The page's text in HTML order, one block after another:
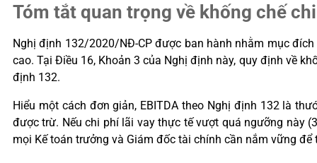
Tóm tắt quan trọng về khống chế
Nghị định 132/2020/NĐ-CP được ban hành nhằm mục
cao. Tại Điều 16, Khoản 3 của Nghị định này, quy định về
định 132.
Hiểu một cách đơn giản, EBITDA theo Nghị định 132 là
được trừ. Nếu chi phí lãi vay thực tế vượt quá ngưỡng này
mọi Kế toán trưởng và Giám đốc tài chính cần nắm vững để